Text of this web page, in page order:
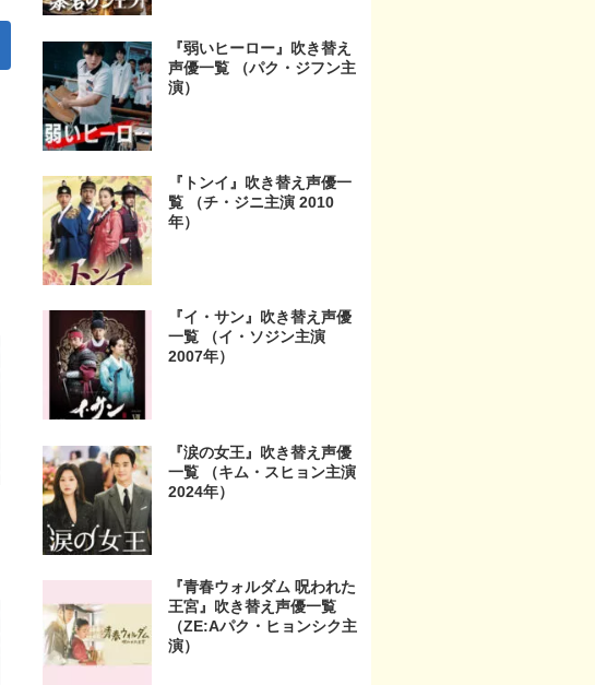
『弱いヒーロー』吹き替え
声優一覧 （パク・ジフン主
演）
『トンイ』吹き替え声優一
覧 （チ・ジニ主演 2010
年）
『イ・サン』吹き替え声優
一覧 （イ・ソジン主演
2007年）
『涙の女王』吹き替え声優
一覧 （キム・スヒョン主演
2024年）
『青春ウォルダム 呪われた
王宮』吹き替え声優一覧
（ZE:Aパク・ヒョンシク主
演）